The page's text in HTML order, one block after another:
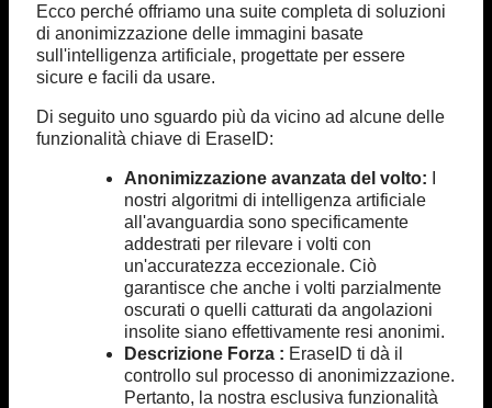
Ecco perché offriamo una suite completa di soluzioni
di anonimizzazione delle immagini basate
sull'intelligenza artificiale, progettate per essere
sicure e facili da usare.
Di seguito uno sguardo più da vicino ad alcune delle
funzionalità chiave di EraseID:
Anonimizzazione avanzata del volto:
nostri algoritmi di intelligenza artificiale
all'avanguardia sono specificamente
addestrati per rilevare i volti con
un'accuratezza eccezionale. Ciò
garantisce che anche i volti parzialmente
oscurati o quelli catturati da angolazioni
insolite siano effettivamente resi anonimi.
Descrizione Forza : EraseID ti dà il
controllo sul processo di anonimizzazione.
Pertanto, la nostra esclusiva funzionalità